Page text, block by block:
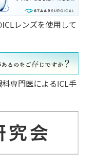
レンズを使用して
専門医によるICL手